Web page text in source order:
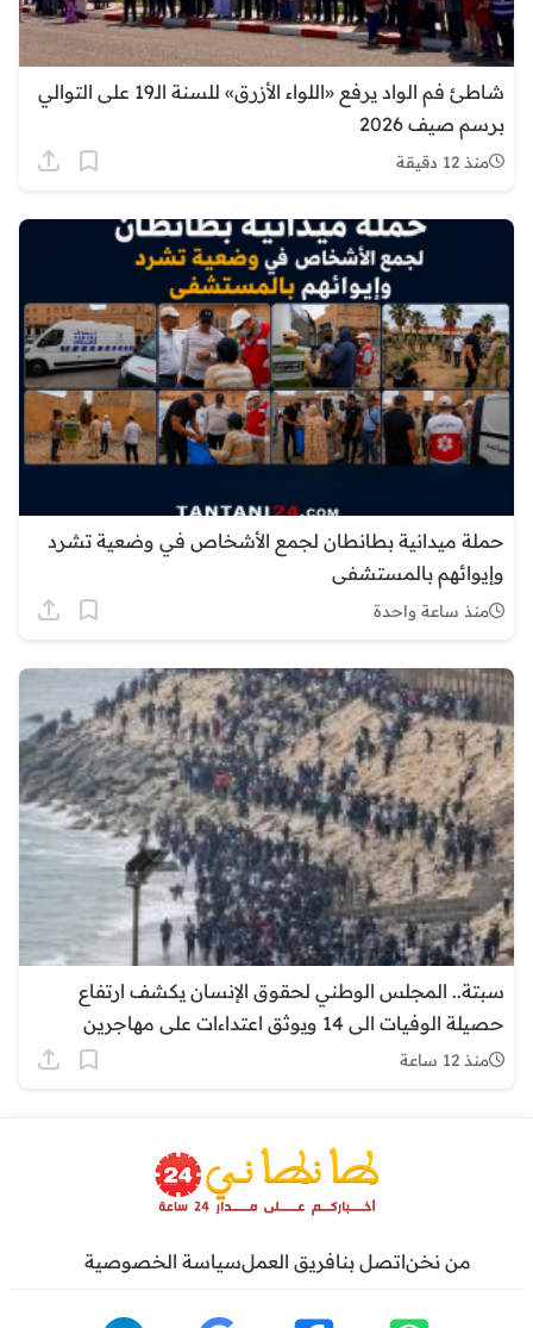
شاطئ فم الواد يرفع «اللواء الأزرق» للسنة الـ19 على التوالي
برسم صيف 2026
منذ 12 دقيقة
حملة ميدانية بطانطان لجمع الأشخاص في وضعية تشرد
وإيوائهم بالمستشفى
منذ ساعة واحدة
سبتة.. المجلس الوطني لحقوق الإنسان يكشف ارتفاع
حصيلة الوفيات الى 14 ويوثق اعتداءات على مهاجرين
منذ 12 ساعة
من نخناتصل بنافريق العملسياسة الخصوصية